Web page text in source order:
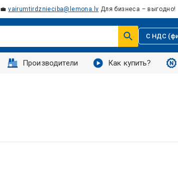
💼vairumtirdznieciba@lemona.lv Для бизнеса – выгодно!
С НДС
Производители Как купить?